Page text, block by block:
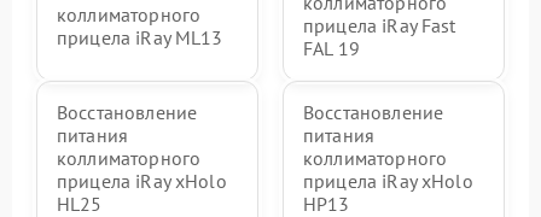
коллиматорного
прицела iRay ML13
прицела iRay Fast
FAL 19
Восстановление
питания
коллиматорного
прицела iRay xHolo
HL25
Восстановление
питания
коллиматорного
прицела iRay xHolo
HP13